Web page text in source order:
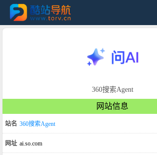
360搜索Agent
网站信息
站名 360搜索Agent
网址 ai.so.com